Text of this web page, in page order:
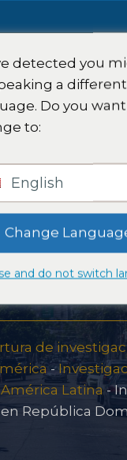
de
-
Latina -
República
detected you
a different
Do you
to:
English
Change
and do not switch